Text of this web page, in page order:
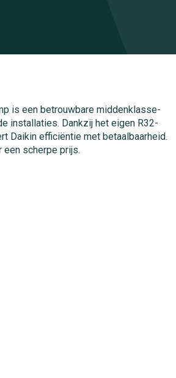
is een betrouwbare middenklasse-
installaties. Dankzij het eigen R32-
Daikin efficiëntie met betaalbaarheid.
een scherpe prijs.